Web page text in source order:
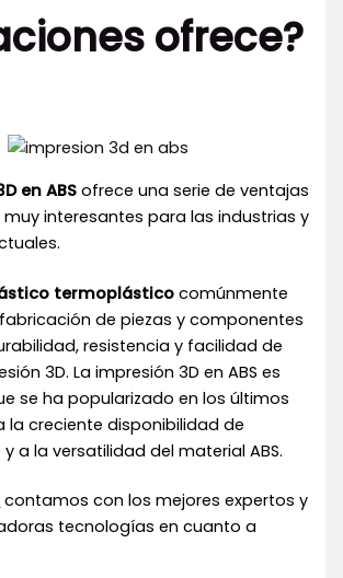
ofrece?
en ABS ofrece una serie de ventajas
interesantes para las industrias y
termoplástico comúnmente
de piezas y componentes
resistencia y facilidad de
3D.La impresión 3D en ABS es
se ha popularizado en los últimos
la creciente disponibilidad de
a la versatilidad del material ABS.
contamos con los mejores expertos y
tecnologías en cuanto a